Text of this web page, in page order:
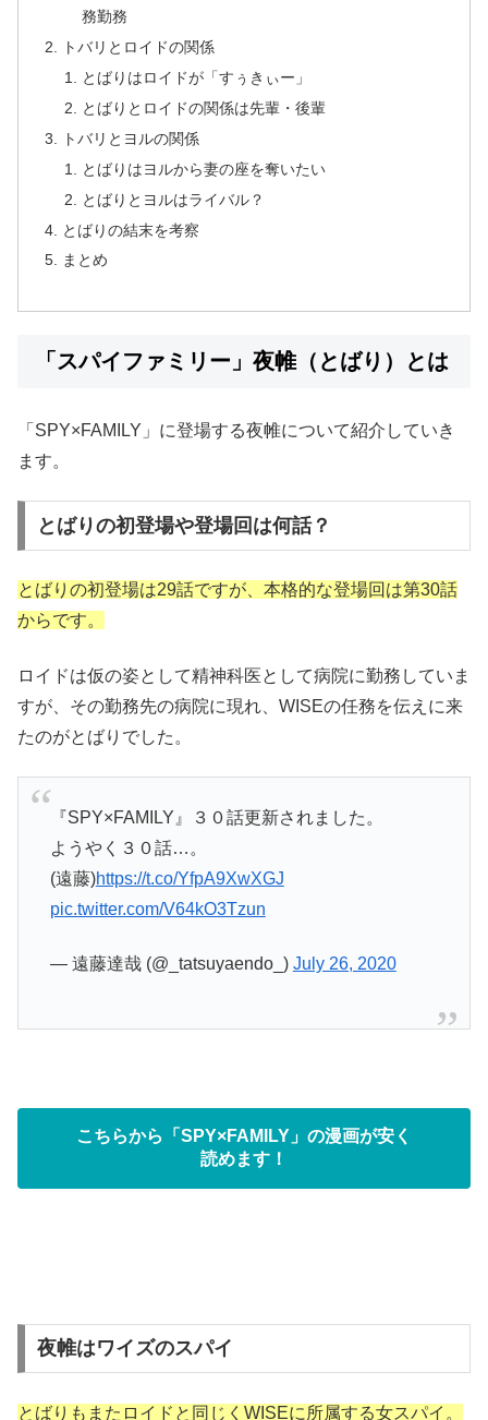
務勤務
トバリとロイドの関係
とばりはロイドが「すぅきぃー」
とばりとロイドの関係は先輩・後輩
トバリとヨルの関係
とばりはヨルから妻の座を奪いたい
とばりとヨルはライバル？
とばりの結末を考察
まとめ
「スパイファミリー」夜帷（とばり）とは
「SPY×FAMILY」に登場する夜帷について紹介していき
ます。
とばりの初登場や登場回は何話？
とばりの初登場は29話ですが、本格的な登場回は第30話
からです。
ロイドは仮の姿として精神科医として病院に勤務していま
すが、その勤務先の病院に現れ、WISEの任務を伝えに来
たのがとばりでした。
『SPY×FAMILY』３０話更新されました。
ようやく３０話…。
(遠藤)https://t.co/YfpA9XwXGJ
pic.twitter.com/V64kO3Tzun
— 遠藤達哉 (@_tatsuyaendo_) July 26, 2020
こちらから「SPY×FAMILY」の漫画が安く
読めます！
夜帷はワイズのスパイ
とばりもまたロイドと同じくWISEに所属する女スパイ。